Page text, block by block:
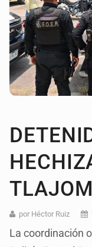
por Héctor Ruiz
La coordinación